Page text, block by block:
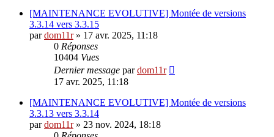
[MAINTENANCE EVOLUTIVE] Montée de versions
3.3.14 vers 3.3.15
pardom11r» 17 avr. 2025, 11:18
0 Réponses
10404 Vues
Dernier message pardom11r
17 avr. 2025, 11:18
[MAINTENANCE EVOLUTIVE] Montée de versions
3.3.13 vers 3.3.14
pardom11r» 23 nov. 2024, 18:18